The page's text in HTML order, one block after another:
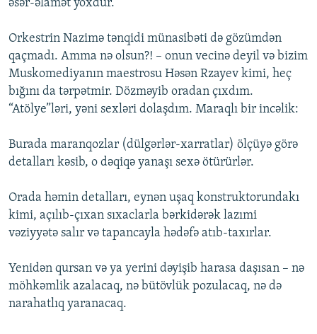
əsər-əlamət yoxdur.
Orkestrin Nazimə tənqidi münasibəti də gözümdən
qaçmadı. Amma nə olsun?! – onun vecinə deyil və bizim
Muskomediyanın maestrosu Həsən Rzayev kimi, heç
bığını da tərpətmir. Dözməyib oradan çıxdım.
“Atölye”ləri, yəni sexləri dolaşdım. Maraqlı bir incəlik:
Burada maranqozlar (dülgərlər-xarratlar) ölçüyə görə
detalları kəsib, o dəqiqə yanaşı sexə ötürürlər.
Orada həmin detalları, eynən uşaq konstruktorundakı
kimi, açılıb-çıxan sıxaclarla bərkidərək lazımi
vəziyyətə salır və tapancayla hədəfə atıb-taxırlar.
Yenidən qursan və ya yerini dəyişib harasa daşısan – nə
möhkəmlik azalacaq, nə bütövlük pozulacaq, nə də
narahatlıq yaranacaq.